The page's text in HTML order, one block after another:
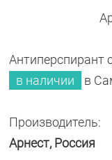
Антиперспирант
в наличии
в
Производитель:
Арнест, Россия